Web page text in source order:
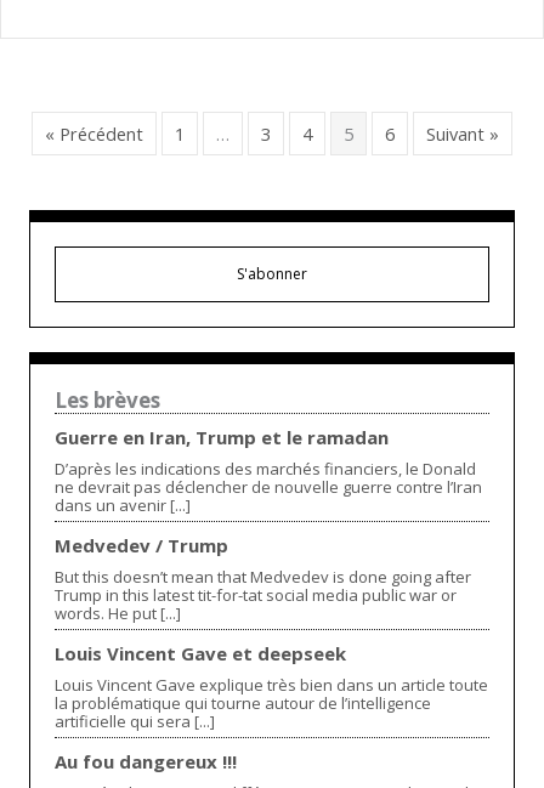
« Précédent 1 … 3 4 5 6 Suivant »
S'abonner
Les brèves
Guerre en Iran, Trump et le ramadan
D’après les indications des marchés financiers, le Donald
ne devrait pas déclencher de nouvelle guerre contre l’Iran
dans un avenir [...]
Medvedev / Trump
But this doesn’t mean that Medvedev is done going after
Trump in this latest tit-for-tat social media public war or
words. He put [...]
Louis Vincent Gave et deepseek
Louis Vincent Gave explique très bien dans un article toute
la problématique qui tourne autour de l’intelligence
artificielle qui sera [...]
Au fou dangereux !!!